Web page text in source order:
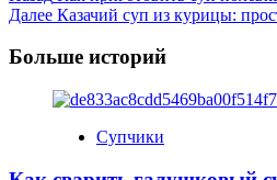
Navigation
Далее Казачий суп из курицы:
Больше историй
Супчики